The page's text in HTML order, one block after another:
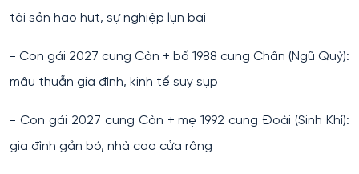
tài sản hao hụt, sự nghiệp lụn bại
- Con gái 2027 cung Càn + bố 1988 cung Chấn (Ngũ Quỷ):
mâu thuẫn gia đình, kinh tế suy sụp
- Con gái 2027 cung Càn + mẹ 1992 cung Đoài (Sinh Khí):
gia đình gắn bó, nhà cao cửa rộng